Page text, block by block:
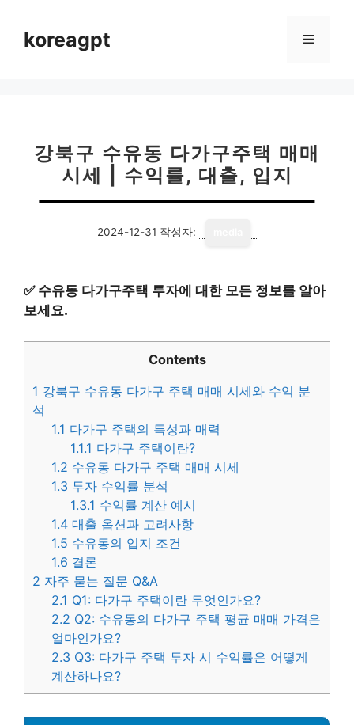
koreagpt 메
강북구 수유동 다가구주택 매매
시세 | 수익률, 대출, 입지
2024-12-31 작성자:
✅ 수유동 다가구주택 투자에 대한 모든 정보를 알아
보세요.
Contents
1 강북구 수유동 다가구 주택 매매 시세와 수익 분
석
1.1 다가구 주택의 특성과 매력
1.1.1 다가구 주택이란?
1.2 수유동 다가구 주택 매매 시세
1.3 투자 수익률 분석
1.3.1 수익률 계산 예시
1.4 대출 옵션과 고려사항
1.5 수유동의 입지 조건
1.6 결론
2 자주 묻는 질문 Q&A
2.1 Q1: 다가구 주택이란 무엇인가요?
2.2 Q2: 수유동의 다가구 주택 평균 매매 가격은
얼마인가요?
2.3 Q3: 다가구 주택 투자 시 수익률은 어떻게
계산하나요?